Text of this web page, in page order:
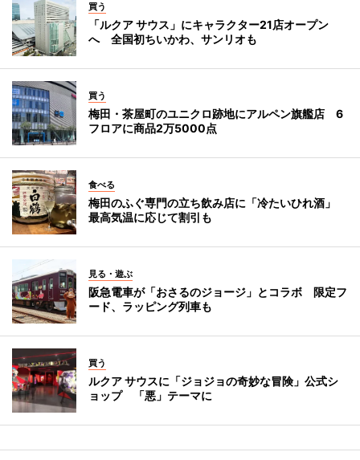
買う
「ルクア サウス」にキャラクター21店オープン
へ 全国初ちいかわ、サンリオも
買う
梅田・茶屋町のユニクロ跡地にアルペン旗艦店 6
フロアに商品2万5000点
食べる
梅田のふぐ専門の立ち飲み店に「冷たいひれ酒」
最高気温に応じて割引も
見る・遊ぶ
阪急電車が「おさるのジョージ」とコラボ 限定フ
ード、ラッピング列車も
買う
ルクア サウスに「ジョジョの奇妙な冒険」公式シ
ョップ 「悪」テーマに